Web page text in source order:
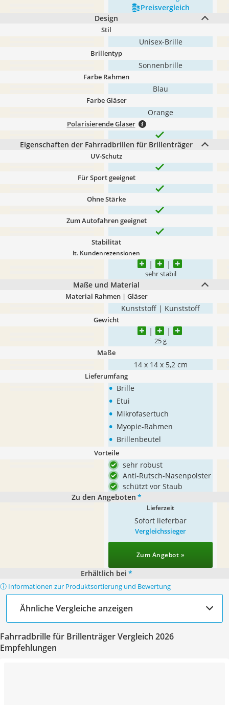
Preis­vergleich
Design
Stil
Unisex-Brille
Brillentyp
Sonnenbrille
Farbe Rahmen
Blau
Farbe Gläser
Orange
Polarisierende Gläser
Eigenschaften der Fahrradbrillen für Brillenträger
UV-Schutz
Für Sport geeignet
Ohne Stärke
Zum Autofahren geeignet
Stabilität
lt. Kundenrezensionen
sehr stabil
Maße und Material
Material Rahmen | Gläser
Kunststoff | Kunststoff
Gewicht
25 g
Maße
14 x 14 x 5,2 cm
Lieferumfang
• Brille
• Etui
• Mikrofasertuch
• Myopie-Rahmen
• Brillenbeutel
Vorteile
sehr robust
Anti-Rutsch-Nasenpolster
schützt vor Staub
Zu den Angeboten *
Lieferzeit
Sofort lieferbar
Vergleichssieger
Zum Angebot »
Erhältlich bei *
ⓘ Informationen zur Produktsortierung und Bewertung
Ähnliche Vergleiche anzeigen
Fahrradbrille für Brillenträger Vergleich 2026
Empfehlungen